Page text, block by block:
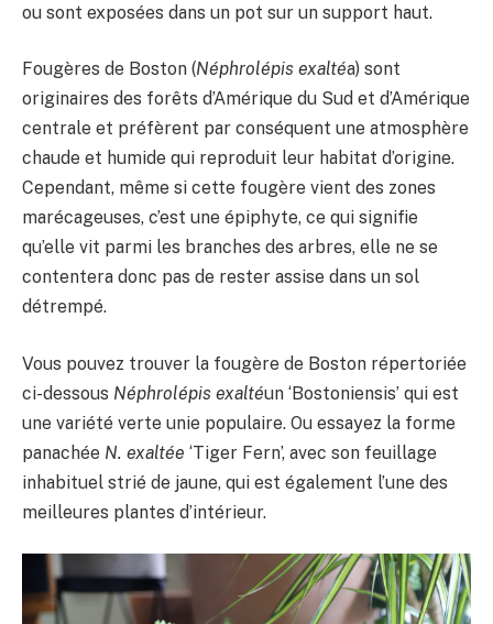
ou sont exposées dans un pot sur un support haut.
Fougères de Boston (Néphrolépis exaltéa) sont
originaires des forêts d’Amérique du Sud et d’Amérique
centrale et préfèrent par conséquent une atmosphère
chaude et humide qui reproduit leur habitat d’origine.
Cependant, même si cette fougère vient des zones
marécageuses, c’est une épiphyte, ce qui signifie
qu’elle vit parmi les branches des arbres, elle ne se
contentera donc pas de rester assise dans un sol
détrempé.
Vous pouvez trouver la fougère de Boston répertoriée
ci-dessous Néphrolépis exaltéun ‘Bostoniensis’ qui est
une variété verte unie populaire. Ou essayez la forme
panachée N. exaltée ‘Tiger Fern’, avec son feuillage
inhabituel strié de jaune, qui est également l’une des
meilleures plantes d’intérieur.